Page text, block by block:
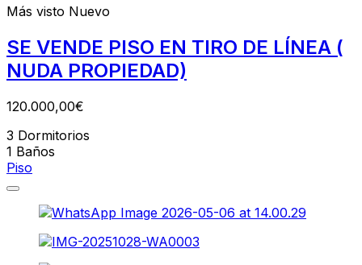
Más visto Nuevo
SE VENDE PISO EN TIRO DE LÍNEA (
NUDA PROPIEDAD)
120.000,00€
3 Dormitorios
1 Baños
Piso